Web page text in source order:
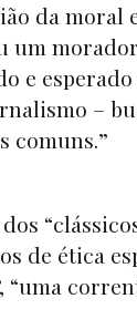
da moral
um
e
–
comuns.”
de ética